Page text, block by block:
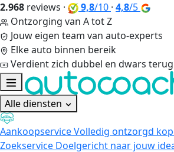
2.968 reviews · 9,8/10 · 4,8/5
Ontzorging van A tot Z
Jouw eigen team van auto-experts
Elke auto binnen bereik
Verdient zich dubbel en dwars terug
Alle diensten
AankoopserviceVolledig ontzorgd
Zoekservice Doelgericht naar jouw